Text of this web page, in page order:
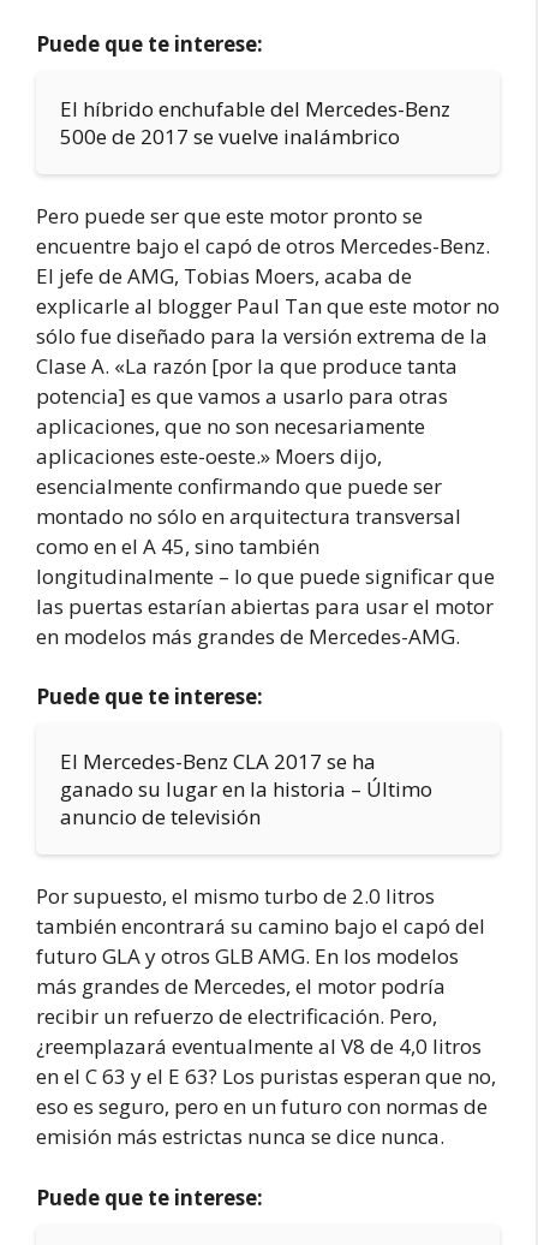
Puede que te interese:
El híbrido enchufable del Mercedes-Benz
500e de 2017 se vuelve inalámbrico
Pero puede ser que este motor pronto se
encuentre bajo el capó de otros Mercedes-Benz.
El jefe de AMG, Tobias Moers, acaba de
explicarle al blogger Paul Tan que este motor no
sólo fue diseñado para la versión extrema de la
Clase A. «La razón [por la que produce tanta
potencia] es que vamos a usarlo para otras
aplicaciones, que no son necesariamente
aplicaciones este-oeste.» Moers dijo,
esencialmente confirmando que puede ser
montado no sólo en arquitectura transversal
como en el A 45, sino también
longitudinalmente – lo que puede significar que
las puertas estarían abiertas para usar el motor
en modelos más grandes de Mercedes-AMG.
Puede que te interese:
El Mercedes-Benz CLA 2017 se ha
ganado su lugar en la historia – Último
anuncio de televisión
Por supuesto, el mismo turbo de 2.0 litros
también encontrará su camino bajo el capó del
futuro GLA y otros GLB AMG. En los modelos
más grandes de Mercedes, el motor podría
recibir un refuerzo de electrificación. Pero,
¿reemplazará eventualmente al V8 de 4,0 litros
en el C 63 y el E 63? Los puristas esperan que no,
eso es seguro, pero en un futuro con normas de
emisión más estrictas nunca se dice nunca.
Puede que te interese: